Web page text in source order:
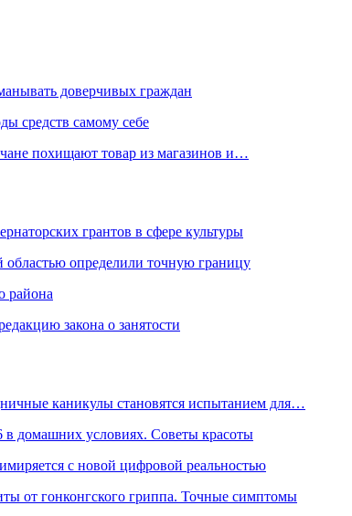
доверчивых граждан
средств самому себе
похищают товар из магазинов и…
грантов в сфере культуры
определили точную границу
района
закона о занятости
каникулы становятся испытанием для…
домашних условиях. Советы красоты
с новой цифровой реальностью
от гонконгского гриппа. Точные симптомы